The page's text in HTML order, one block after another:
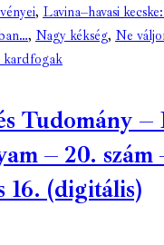
, Lavina–havasi
, Nagy kékség, Ne
kardfogak
Tudomány
– 20. szám
16. (digitális)